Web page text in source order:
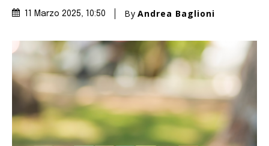
11 Marzo 2025, 10:50 By Andrea Baglioni